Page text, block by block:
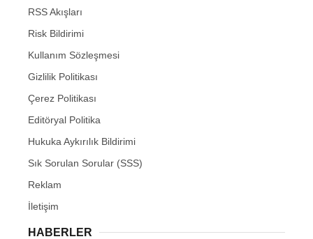
RSS Akışları
Risk Bildirimi
Kullanım Sözleşmesi
Gizlilik Politikası
Çerez Politikası
Editöryal Politika
Hukuka Aykırılık Bildirimi
Sık Sorulan Sorular (SSS)
Reklam
İletişim
HABERLER